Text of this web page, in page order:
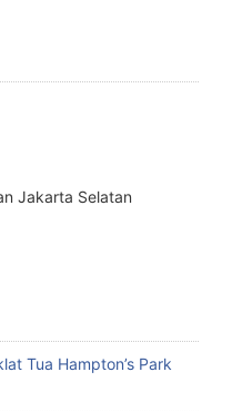
Jakarta Selatan
Tua Hampton’s Park